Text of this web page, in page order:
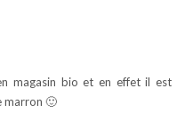
magasin bio et en effet il est
marron 🙂